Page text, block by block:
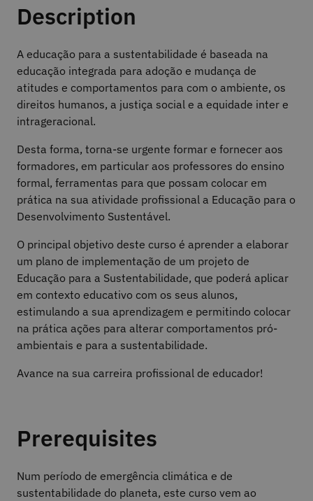
Description
A educação para a sustentabilidade é baseada na
educação integrada para adoção e mudança de
atitudes e comportamentos para com o ambiente, os
direitos humanos, a justiça social e a equidade inter e
intrageracional.
Desta forma, torna-se urgente formar e fornecer aos
formadores, em particular aos professores do ensino
formal, ferramentas para que possam colocar em
prática na sua atividade profissional a Educação para o
Desenvolvimento Sustentável.
O principal objetivo deste curso é aprender a elaborar
um plano de implementação de um projeto de
Educação para a Sustentabilidade, que poderá aplicar
em contexto educativo com os seus alunos,
estimulando a sua aprendizagem e permitindo colocar
na prática ações para alterar comportamentos pró-
ambientais e para a sustentabilidade.
Avance na sua carreira profissional de educador!
Prerequisites
Num período de emergência climática e de
sustentabilidade do planeta, este curso vem ao